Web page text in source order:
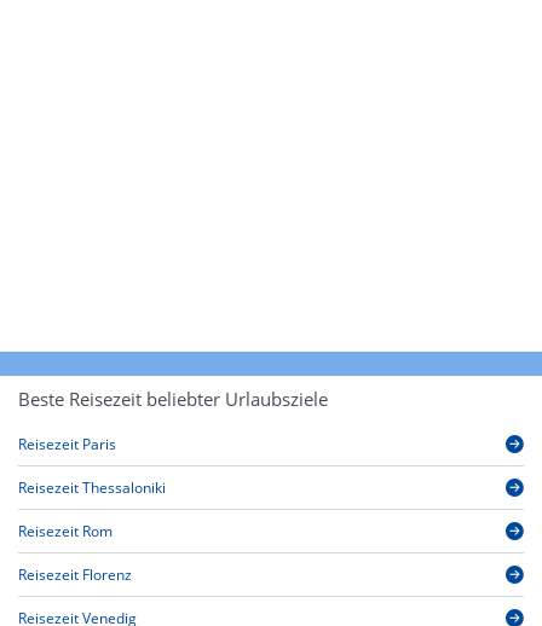
Beste Reisezeit beliebter Urlaubsziele
Reisezeit Paris
Reisezeit Thessaloniki
Reisezeit Rom
Reisezeit Florenz
Reisezeit Venedig